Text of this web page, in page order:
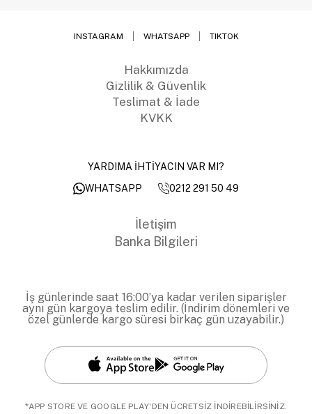
INSTAGRAM WHATSAPP TIKTOK
Hakkımızda
Gizlilik & Güvenlik
Teslimat & İade
KVKK
YARDIMA İHTİYACIN VAR MI?
WHATSAPP
0212 291 50 49
İletişim
Banka Bilgileri
İş günlerinde saat 16:00’ya kadar verilen siparişler
aynı gün kargoya teslim edilir. (İndirim dönemleri ve
özel günlerde kargo süresi birkaç gün uzayabilir.)
*APP STORE VE GOOGLE PLAY'DEN ÜCRETSİZ İNDİREBİLİRSİNİZ.